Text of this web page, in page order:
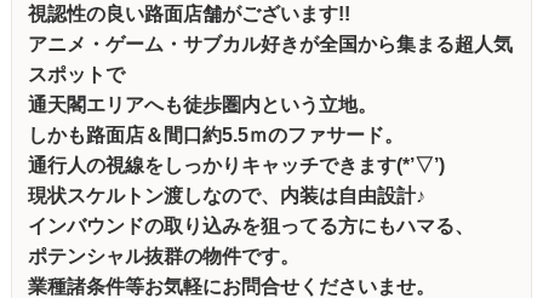
視認性の良い路面店舗がございます!!
アニメ・ゲーム・サブカル好きが全国から集まる超人気
スポットで
通天閣エリアへも徒歩圏内という立地。
しかも路面店＆間口約5.5ｍのファサード。
通行人の視線をしっかりキャッチできます(*’▽’)
現状スケルトン渡しなので、内装は自由設計♪
インバウンドの取り込みを狙ってる方にもハマる、
ポテンシャル抜群の物件です。
業種諸条件等お気軽にお問合せくださいませ。